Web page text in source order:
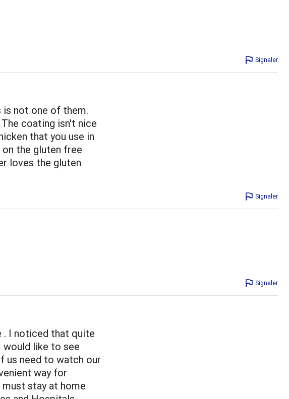
Signaler
is not one of them.
coating isn't nice
that you use in
the gluten free
loves the gluten
Signaler
Signaler
. I noticed that quite
would like to see
us need to watch our
way for
must stay at home